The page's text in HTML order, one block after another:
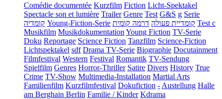
Comédie documentée Kurzfilm Fiction Licht-Spektakel
Spectacle son et lumière Trailer Genre Test G&S g Serie
קומדיה Young-Fiction-Serie קומדיית פעולה דרמה קומית
Test c
Musikfilm Musikdokumentation Young Fiction TV-Serie
Doku Reportage Science Fiction Tanzfilm Science-Fiction
Lichtspektakel sdf Drama TV-Serie Biographie Docutainment
Filmfestival Western Festival Romantik TV-Sendung
Spielfilm Genres Horror-Thriller Satire Divers History True
Crime TV-Show Multimedia-Installation Martial Arts
Familienfilm Kurzfilmfestival Dokufiction - Austellung Halle
am Berghain Berlin Familie / Kinder Kdrama